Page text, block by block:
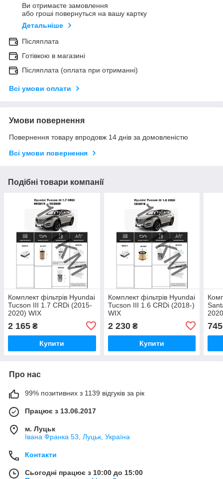
Ви отримаєте замовлення
або гроші повернуться на вашу картку
Детальніше
Післяплата
Готівкою в магазині
Післяплата (оплата при отриманні)
Всі умови оплати
Умови повернення
Повернення товару впродовж 14 днів за домовленістю
Всі умови повернення
Подібні товари компанії
Комплект фільтрів Hyundai
Tucson III 1.7 CRDi (2015-
2020) WIX
2 165 ₴
Купити
Комплект фільтрів Hyundai
Tucson III 1.6 CRDi (2018-)
WIX
2 230₴
Купити
745
Про нас
99% позитивних з 1139 відгуків за рік
Працює з 13.06.2017
м. Луцьк
Івана Франка 53, Луцьк, Україна
Контакти
Сьогодні працює з 10:00 до 15:00